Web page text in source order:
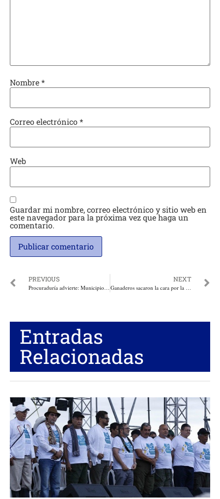
Nombre*
Correo electrónico*
Web
Guardar mi nombre, correo electrónico y sitio web en
este navegador para la próxima vez que haga un
comentario.
PREVIOUS
Procuraduría advierte: Municipios y distritos son los responsables de la prestación del servicio de alumbrado público. El dinero que se recuade en impuesto debe ir exclusivamente a este
NEXT
Ganaderos sacaron la cara por la economía en 2024: en 4to trimestre carne creció 11,8 % y leche 13,2 %
Entradas
Relacionadas